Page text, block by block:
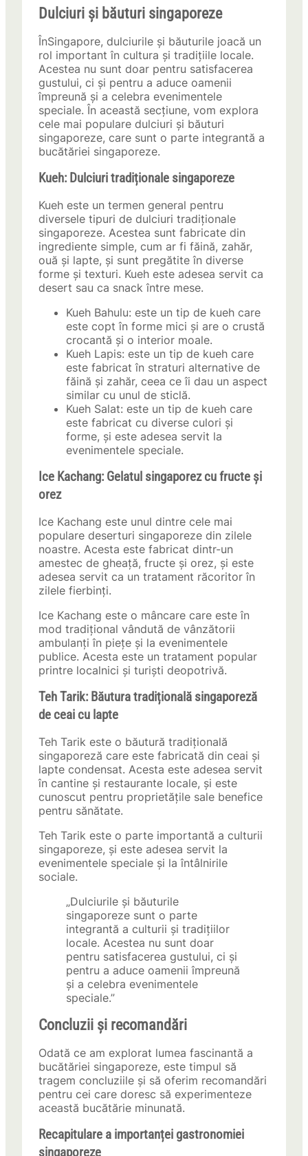
Dulciuri și băuturi singaporeze
ÎnSingapore, dulciurile și băuturile joacă un
rol important în cultura și tradițiile locale.
Acestea nu sunt doar pentru satisfacerea
gustului, ci și pentru a aduce oamenii
împreună și a celebra evenimentele
speciale. În această secțiune, vom explora
cele mai populare dulciuri și băuturi
singaporeze, care sunt o parte integrantă a
bucătăriei singaporeze.
Kueh: Dulciuri tradiționale singaporeze
Kueh este un termen general pentru
diversele tipuri de dulciuri tradiționale
singaporeze. Acestea sunt fabricate din
ingrediente simple, cum ar fi făină, zahăr,
ouă și lapte, și sunt pregătite în diverse
forme și texturi. Kueh este adesea servit ca
desert sau ca snack între mese.
Kueh Bahulu: este un tip de kueh care
este copt în forme mici și are o crustă
crocantă și o interior moale.
Kueh Lapis: este un tip de kueh care
este fabricat în straturi alternative de
făină și zahăr, ceea ce îi dau un aspect
similar cu unul de sticlă.
Kueh Salat: este un tip de kueh care
este fabricat cu diverse culori și
forme, și este adesea servit la
evenimentele speciale.
Ice Kachang: Gelatul singaporez cu fructe și
orez
Ice Kachang este unul dintre cele mai
populare deserturi singaporeze din zilele
noastre. Acesta este fabricat dintr-un
amestec de gheață, fructe și orez, și este
adesea servit ca un tratament răcoritor în
zilele fierbinți.
Ice Kachang este o mâncare care este în
mod tradițional vândută de vânzătorii
ambulanți în piețe și la evenimentele
publice. Acesta este un tratament popular
printre localnici și turiști deopotrivă.
Teh Tarik: Băutura tradițională singaporeză
de ceai cu lapte
Teh Tarik este o băutură tradițională
singaporeză care este fabricată din ceai și
lapte condensat. Acesta este adesea servit
în cantine și restaurante locale, și este
cunoscut pentru proprietățile sale benefice
pentru sănătate.
Teh Tarik este o parte importantă a culturii
singaporeze, și este adesea servit la
evenimentele speciale și la întâlnirile
sociale.
„Dulciurile și băuturile
singaporeze sunt o parte
integrantă a culturii și tradițiilor
locale. Acestea nu sunt doar
pentru satisfacerea gustului, ci și
pentru a aduce oamenii împreună
și a celebra evenimentele
speciale.”
Concluzii și recomandări
Odată ce am explorat lumea fascinantă a
bucătăriei singaporeze, este timpul să
tragem concluziile și să oferim recomandări
pentru cei care doresc să experimenteze
această bucătărie minunată.
Recapitulare a importanței gastronomiei
singaporeze